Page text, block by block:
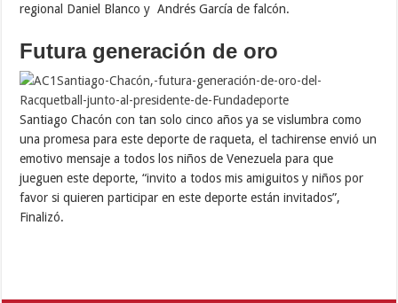
regional Daniel Blanco y Andrés García de falcón.
Futura generación de oro
Santiago Chacón con tan solo cinco años ya se vislumbra como
una promesa para este deporte de raqueta, el tachirense envió un
emotivo mensaje a todos los niños de Venezuela para que
jueguen este deporte, “invito a todos mis amiguitos y niños por
favor si quieren participar en este deporte están invitados”,
Finalizó.